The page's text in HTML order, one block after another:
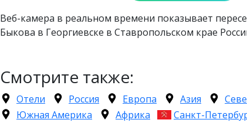
Веб-камера в реальном времени показывает
Быкова в Георгиевске в Ставропольском крае
Смотрите также:
Отели Россия Европа Азия
Южная Америка
Африка Санкт-